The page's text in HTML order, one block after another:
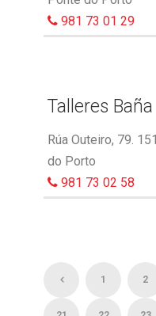
981 73 01 29
Talleres Baña
Rúa Outeiro, 79.
do Porto
981 73 02 58
1 2